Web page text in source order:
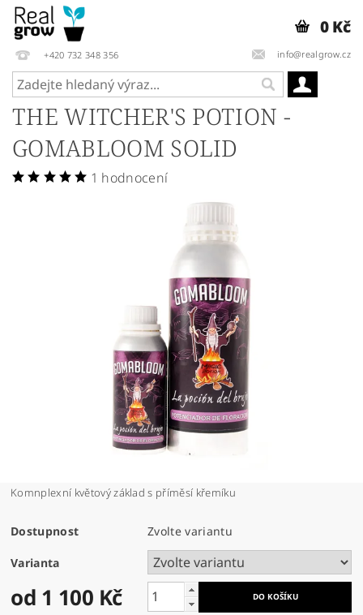
+420 732 348 356 info@realgrow.cz
0 Kč
THE WITCHER'S POTION -
GOMABLOOM SOLID
1 hodnocení
Komnplexní květový základ s příměsí křemíku
Dostupnost Zvolte variantu
Varianta
od 1 100 Kč